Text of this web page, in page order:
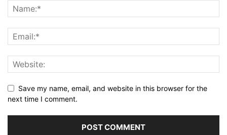
Save my name, email, and website in this browser for the
next time I comment.